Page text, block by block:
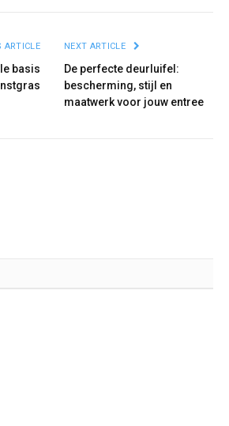
ARTICLE
basis
NEXT ARTICLE
De perfecte deurluifel:
bescherming, stijl en
maatwerk voor jouw entree